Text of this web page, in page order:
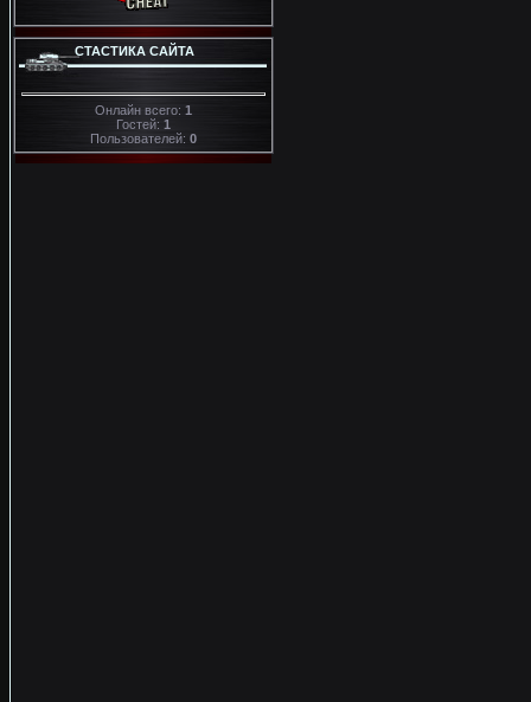
СТАСТИКА САЙТА
Онлайн всего: 1
Гостей: 1
Пользователей: 0